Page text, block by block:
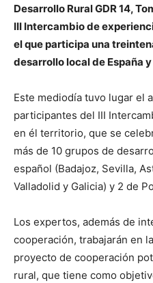
Desarrollo Rural GDR 14,
III Intercambio de
el que participa una
desarrollo local de España
Este mediodía tuvo lugar el
participantes del III
en él territorio, que se
más de 10 grupos de
español (Badajoz, Sevilla,
Valladolid y Galicia) y 2 de
Los expertos, además de
cooperación, trabajarán en
proyecto de cooperación
rural, que tiene como